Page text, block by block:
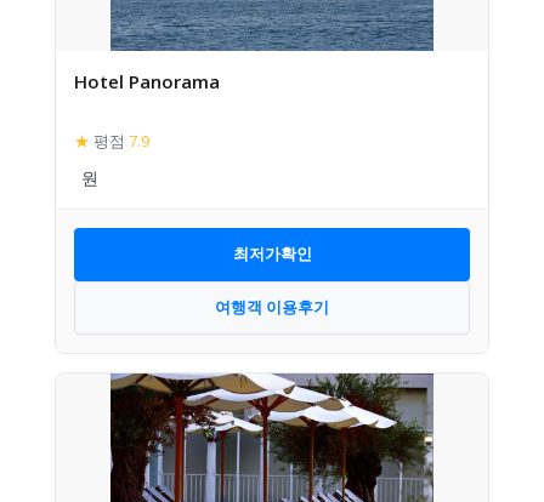
Hotel Panorama
★ 평점 7.9
최저가확인
여행객 이용후기